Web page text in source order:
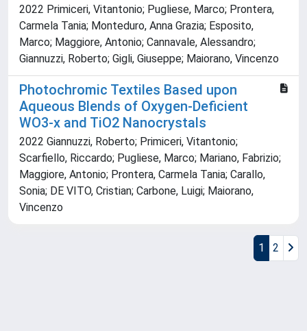
2022 Primiceri, Vitantonio; Pugliese, Marco; Prontera,
Carmela Tania; Monteduro, Anna Grazia; Esposito,
Marco; Maggiore, Antonio; Cannavale, Alessandro;
Giannuzzi, Roberto; Gigli, Giuseppe; Maiorano, Vincenzo
Photochromic Textiles Based upon
Aqueous Blends of Oxygen-Deficient
WO3-x and TiO2 Nanocrystals
2022 Giannuzzi, Roberto; Primiceri, Vitantonio;
Scarfiello, Riccardo; Pugliese, Marco; Mariano, Fabrizio;
Maggiore, Antonio; Prontera, Carmela Tania; Carallo,
Sonia; DE VITO, Cristian; Carbone, Luigi; Maiorano,
Vincenzo
1 2